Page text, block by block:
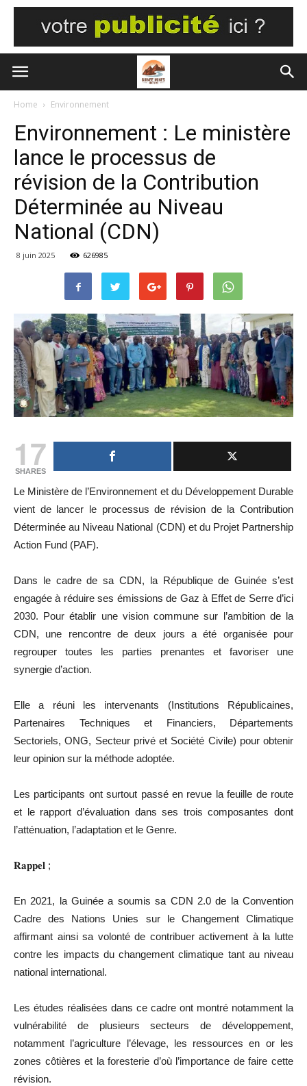
Home Environnement
Environnement : Le ministère
lance le processus de
révision de la Contribution
Déterminée au Niveau
National (CDN)
8 juin 2025 626985
17
SHARES
Le Ministère de l’Environnement et du Développement Durable
vient de lancer le processus de révision de la Contribution
Déterminée au Niveau National (CDN) et du Projet Partnership
Action Fund (PAF).
Dans le cadre de sa CDN, la République de Guinée s’est
engagée à réduire ses émissions de Gaz à Effet de Serre d’ici
2030. Pour établir une vision commune sur l’ambition de la
CDN, une rencontre de deux jours a été organisée pour
regrouper toutes les parties prenantes et favoriser une
synergie d’action.
Elle a réuni les intervenants (Institutions Républicaines,
Partenaires Techniques et Financiers, Départements
Sectoriels, ONG, Secteur privé et Société Civile) pour obtenir
leur opinion sur la méthode adoptée.
Les participants ont surtout passé en revue la feuille de route
et le rapport d’évaluation dans ses trois composantes dont
l’atténuation, l’adaptation et le Genre.
𝐑𝐚𝐩𝐩𝐞𝐥 ;
En 2021, la Guinée a soumis sa CDN 2.0 de la Convention
Cadre des Nations Unies sur le Changement Climatique
affirmant ainsi sa volonté de contribuer activement à la lutte
contre les impacts du changement climatique tant au niveau
national international.
Les études réalisées dans ce cadre ont montré notamment la
vulnérabilité de plusieurs secteurs de développement,
notamment l’agriculture l’élevage, les ressources en or les
zones côtières et la foresterie d’où l’importance de faire cette
révision.